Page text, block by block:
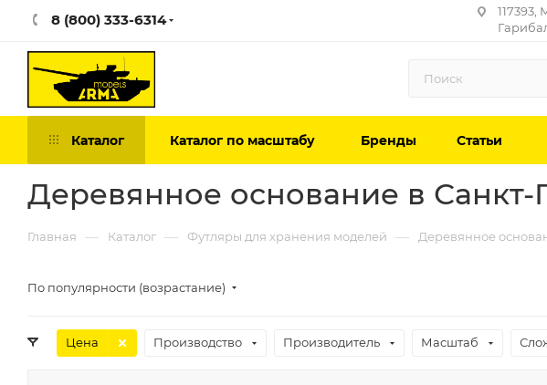
8 (800) 333-6314
Каталог Каталог по масштабу Бренды Статьи
Деревянное основание в Санкт-
Главная — Каталог — Футляры для хранения моделей — Деревянное
По популярности (возрастание)
Цена Производство Производитель Масштаб